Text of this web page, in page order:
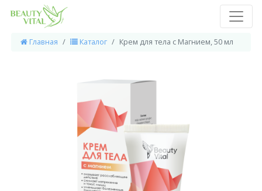
Главная Каталог Крем для тела с Магнием, 50 мл